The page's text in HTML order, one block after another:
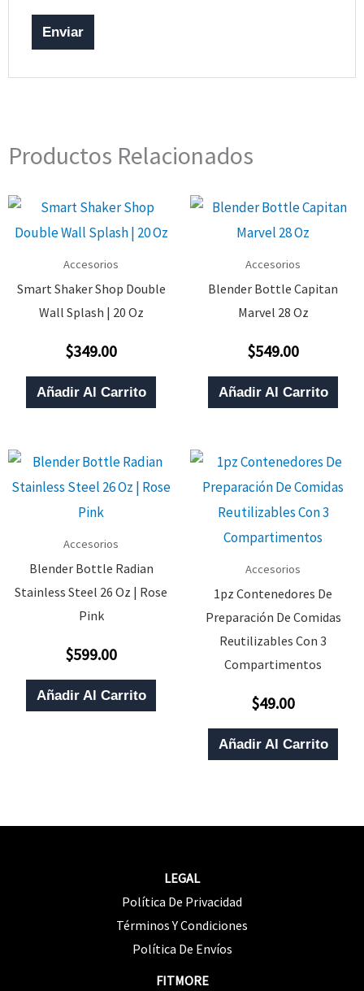
Productos Relacionados
Accesorios
Smart Shaker Shop Double
Wall Splash | 20 Oz
Valorado
0
De
5
$349.00
Añadir Al Carrito
Accesorios
Blender Bottle Capitan
Marvel 28 Oz
Valorado
0
De
5
$549.00
Añadir Al Carrito
Accesorios
Blender Bottle Radian
Stainless Steel 26 Oz | Rose
Pink
Valorado
0
De
5
$599.00
Añadir Al Carrito
Accesorios
1pz Contenedores De
Preparación De Comidas
Reutilizables Con 3
Compartimentos
Valorado
0
De
5
$49.00
Añadir Al Carrito
LEGAL
Política De Privacidad
Términos Y Condiciones
Política De Envíos
FITMORE